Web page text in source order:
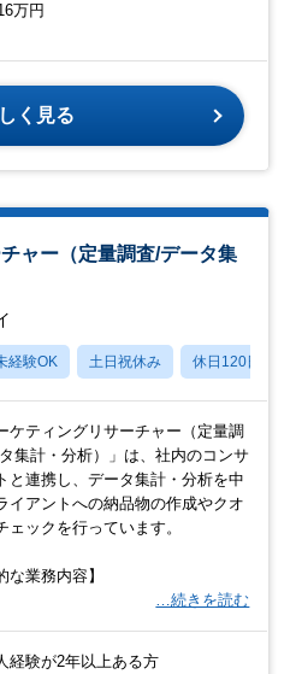
万円
く見る
ャー（定量調査/データ集
経験OK 土日祝休み 休日120日以上
ケティングリサーチャー（定量調
集計・分析）」は、社内のコンサ
と連携し、データ集計・分析を中
イアントへの納品物の作成やクオ
ェックを行っています。
な業務内容】
…続きを読む
経験が2年以上ある方